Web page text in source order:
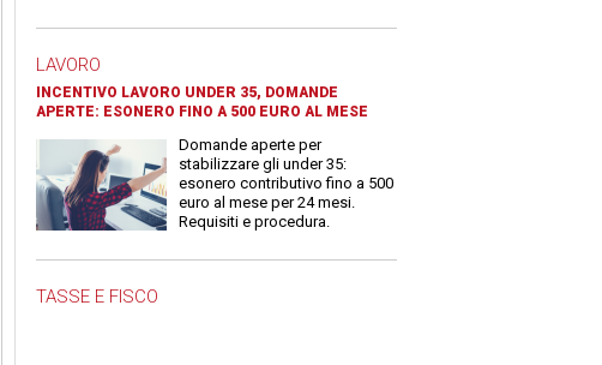
LAVORO
INCENTIVO LAVORO UNDER 35, DOMANDE
APERTE: ESONERO FINO A 500 EURO AL MESE
Domande aperte per
stabilizzare gli under 35:
esonero contributivo fino a 500
euro al mese per 24 mesi.
Requisiti e procedura.
TASSE E FISCO